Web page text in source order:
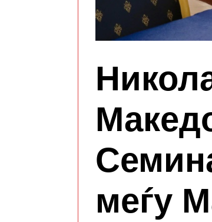
меѓу